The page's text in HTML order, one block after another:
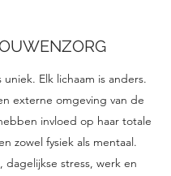
uniek. Elk lichaam is anders.
externe omgeving van de
invloed op haar totale
zowel fysiek als mentaal.
dagelijkse stress, werk en